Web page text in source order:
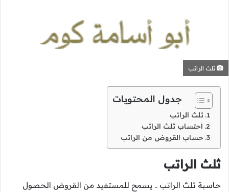
ثلث الراتب
جدول المحتويات
ثلث الراتب
احتساب ثلث الراتب
حساب القروض من الراتب
ثلث الراتب
حاسبة ثلث الراتب .. يسمح للمستفيد من القروض الحصول